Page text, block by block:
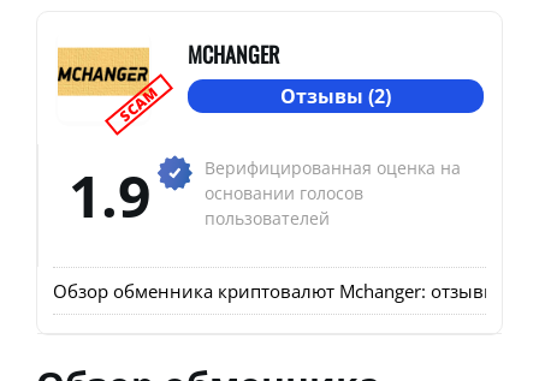
SCAM
MCHANGER
Отзывы (2)
1.9
Верифицированная оценка на
основании голосов
пользователей
Обзор обменника криптовалют Mchanger: отзывы